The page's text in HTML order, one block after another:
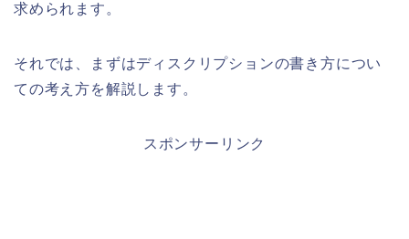
求められます。
それでは、まずはディスクリプションの書き方につい
ての考え方を解説します。
スポンサーリンク